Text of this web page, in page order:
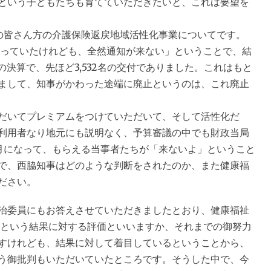
ん方の介護保険返戻地域活性化事業についてです。
いたけれども、全然通知が来ない」ということで、結
算で、先ほど3,532名の交付でありました。これはもと
て、知事がかわった途端に廃止というのは、これ廃止
てプレミアムをつけていただいて、そして活性化だ
者なり地元にも説明なく、予算審議の中でも財政当局
なって、もらえる当事者たちが「来ないよ」ということ
西脇知事はどのような判断をされたのか、また健康福
い。
にもお答えさせていただきましたとおり、健康福祉
いう結果に対する評価といいますか、それまでの御努力
れども、結果に対して着目しているということから、
批判もいただいていたところです。そうした中で、今